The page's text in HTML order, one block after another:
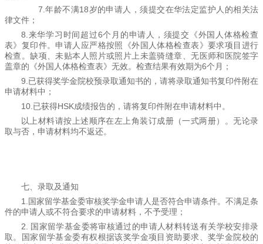
7.年龄不满18岁的申请人，须提交在华法定监护人的相关法
律文件；
8.来华学习时间超过6个月的申请人，须提交《外国人体格检查
表》复印件。申请人应严格按照《外国人体格检查表》要求项目进行
检查。缺项、未贴本人照片或照片上未盖骑缝章、无医师和医院签字
盖章的《外国人体格检查表》无效。检查结果有效期为6个月；
9.已获得奖学金院校预录取通知书的，请将录取通知书复印件附在
申请材料中；
10.已获得HSK成绩报告的，请将复印件附在申请材料中。
以上材料请按上述顺序在左上角装订成册（一式两册）。无论录
取与否，申请材料均不返还。
七、录取及通知
1.国家留学基金委审核奖学金申请人是否符合申请条件。不满足条
件的申请人或不符合要求的申请材料，不予受理；
2. 国家留学基金委将审核通过的申请人材料转送有关学校安排录
取。国家留学基金委有权根据该奖学金项目资助要求、奖学金院校的